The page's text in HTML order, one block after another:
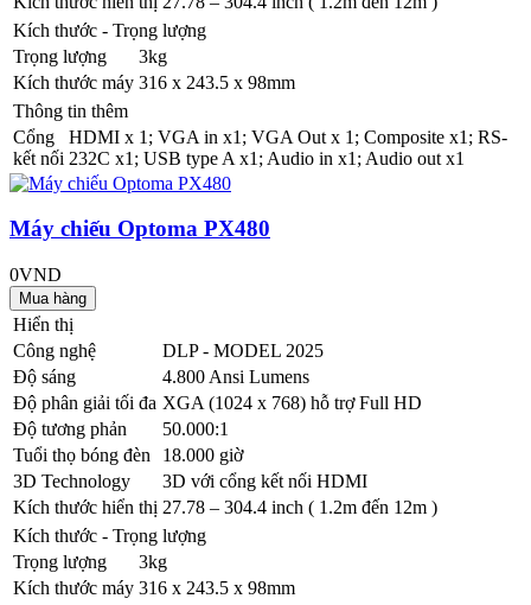
Kích thước - Trọng lượng
Trọng lượng
3kg
Kích thước máy 316 x 243.5 x 98mm
Thông tin thêm
Cổng
kết nối
HDMI x 1; VGA in x1; VGA Out x 1; Composite x1; RS-
232C x1; USB type A x1; Audio in x1; Audio out x1
Máy chiếu Optoma PX480
0VND
Hiển thị
Công nghệ
DLP - MODEL 2025
Độ sáng
4.800 Ansi Lumens
Độ phân giải tối đa XGA (1024 x 768) hỗ trợ Full HD
Độ tương phản
50.000:1
Tuổi thọ bóng đèn
18.000 giờ
3D Technology
3D với cổng kết nối HDMI
Kích thước hiển thị 27.78 – 304.4 inch ( 1.2m đến 12m )
Kích thước - Trọng lượng
Trọng lượng
3kg
Kích thước máy 316 x 243.5 x 98mm